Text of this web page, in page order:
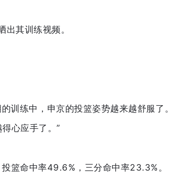
其训练视频。
训练中，申京的投篮姿势越来越舒服了。
心应手了。”
篮命中率49.6%，三分命中率23.3%。